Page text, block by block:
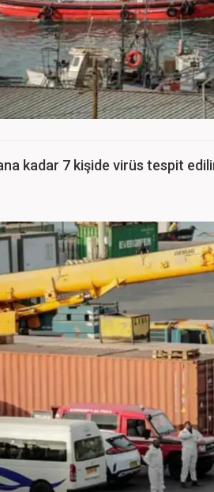
kadar 7 kişide virüs tespit